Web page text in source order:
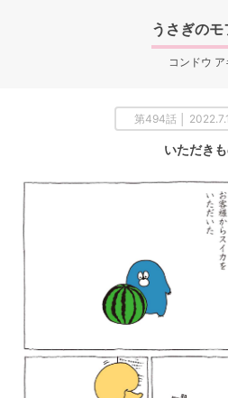
うさぎのモ
コンドウ ア
第494話 │
いただき